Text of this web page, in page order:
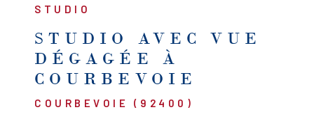
STUDIO
STUDIO AVEC VUE
DÉGAGÉE À
COURBEVOIE
COURBEVOIE (92400)